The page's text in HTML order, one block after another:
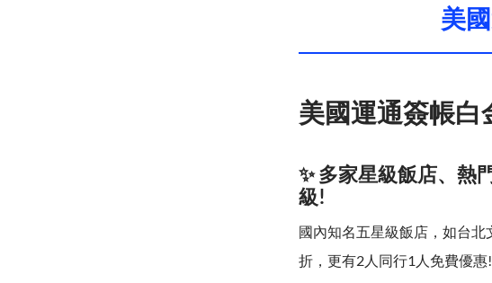
美
美國運通簽帳白
✨ 多家星級飯店、熱
級!
國內知名五星級飯店，如台
折，更有2人同行1人免費優惠!